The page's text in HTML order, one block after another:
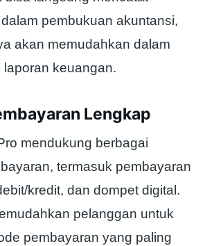
pembukuan akuntansi,
akan memudahkan dalam
keuangan.
Lengkap
mendukung berbagai
termasuk pembayaran
kredit, dan dompet digital.
pelanggan untuk
pembayaran yang paling